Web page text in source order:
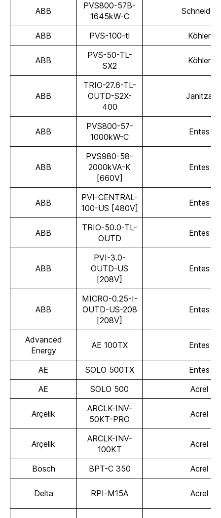
ABB
PVS800-57B-
1645kW-C
Schneider
ABB PVS-100-tl Köhler
ABB
PVS-50-TL-
SX2
Köhler
ABB
TRIO-27.6-TL-
OUTD-S2X-
400
Janitza
ABB
PVS800-57-
1000kW-C
Entes
ABB
PVS980-58-
2000kVA-K
[660V]
Entes
ABB
PVI-CENTRAL-
100-US [480V]
Entes
ABB
TRIO-50.0-TL-
OUTD
Entes
ABB
PVI-3.0-
OUTD-US
[208V]
Entes
ABB
MICRO-0.25-I-
OUTD-US-208
[208V]
Entes
Advanced
Energy
AE 100TX Entes
AE SOLO 500TX
Entes
AE
SOLO 500 Acrel
Arçelik
ARCLK-INV-
50KT-PRO
Acrel
Arçelik
ARCLK-INV-
100KT
Acrel
Bosch BPT-C 350 Acrel
Delta RPI-M15A Acrel